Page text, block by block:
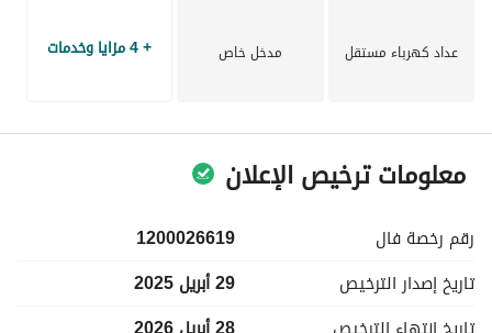
عداد كهرباء مستقل مدخل خاص + 4 مزايا وخدمات
معلومات ترخيص الإعلان
رقم رخصة فال
1200026619
تاريخ إصدار الترخيص
29 أبريل 2025